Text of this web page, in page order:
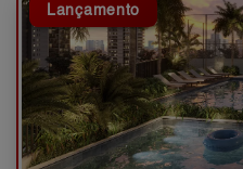
Lançamento